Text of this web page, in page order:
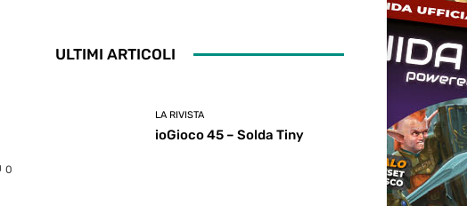
0
ULTIMI ARTICOLI
LA RIVISTA
ioGioco 45 – Solda Tiny